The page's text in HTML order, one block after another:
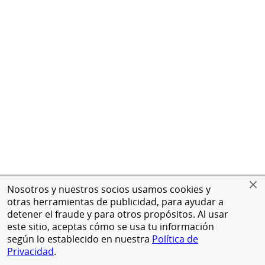
Nosotros y nuestros socios usamos cookies y
otras herramientas de publicidad, para ayudar a
detener el fraude y para otros propósitos. Al usar
este sitio, aceptas cómo se usa tu información
según lo establecido en nuestra Política de
Privacidad.